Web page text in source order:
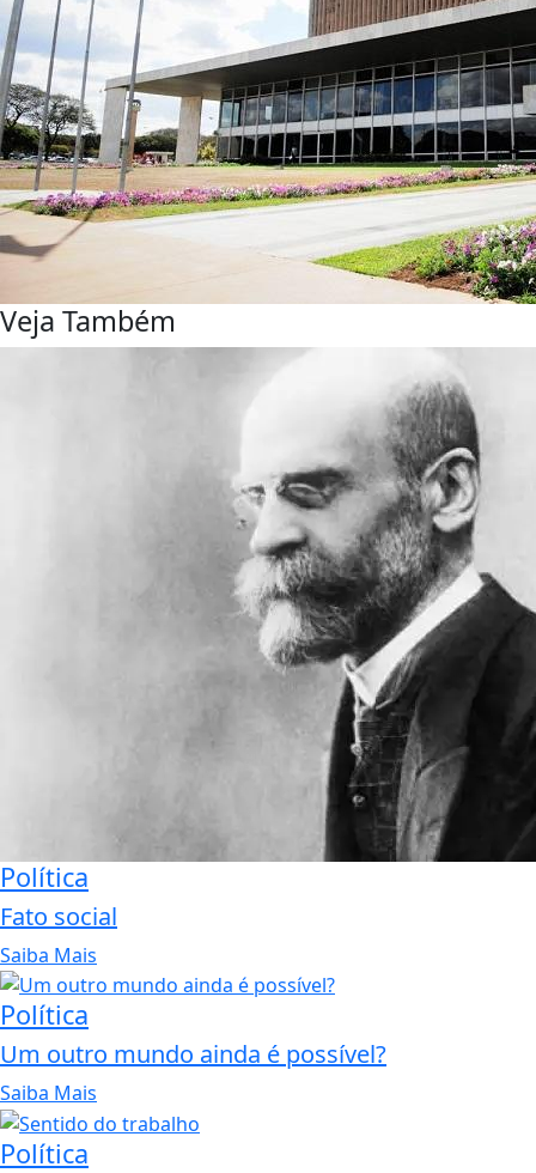
Veja Também
Política
Fato social
Saiba Mais
Política
Um outro mundo ainda é possível?
Saiba Mais
Política